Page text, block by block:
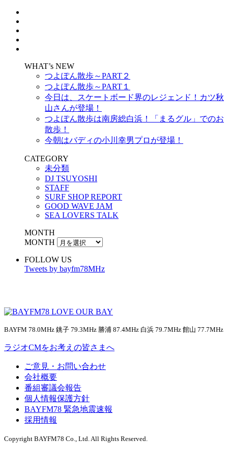
WHAT’s NEW
つよぽん散歩～PART２
つよぽん散歩～PART１
今日は、スケートボード界のレジェンド！カツ秋
山さんが登場！
つよぽん散歩は南房総白浜！「まるグル」でのお
散歩！
今朝はバディの小川幸男プロが登場！
CATEGORY
未分類
DJ TSUYOSHI
STAFF
SURF SHOP REPORT
GOOD WAVE JAM
SEA LOVERS TALK
MONTH
MONTH
FOLLOW US
Tweets by bayfm78MHz
BAYFM 78.0MHz 銚子 79.3MHz 勝浦 87.4MHz 白浜 79.7MHz 館山 77.7MHz
ラジオCMをお考えの皆さまへ
ご意見・お問い合わせ
会社概要
番組審議会報告
個人情報保護方針
BAYFM78 緊急地震速報
採用情報
Copyright BAYFM78 Co., Ltd. All Rights Reserved.